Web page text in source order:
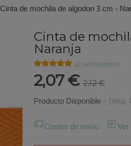
Cinta de mochila de algodon 3 cm -
Cinta de
Naranja
★★★★★
★★★★★ (2 valoraciones)
2,07 € 2,12 €
Producto Disponible - (Imp.
Costes de envío